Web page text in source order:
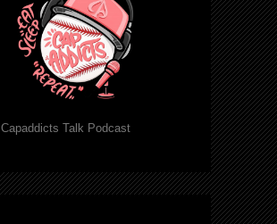
Capaddicts Talk Podcast